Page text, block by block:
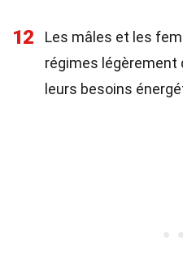
12
Les mâles et les
régimes
leurs besoins